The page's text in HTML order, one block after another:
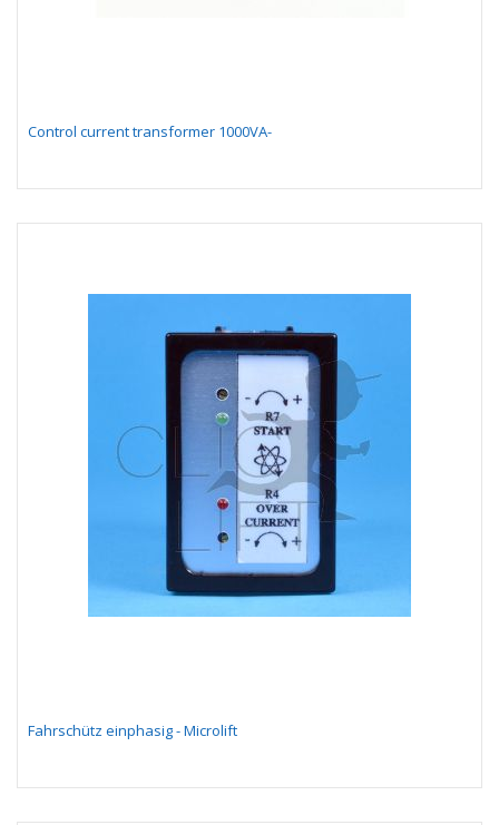
Control current transformer 1000VA-
Fahrschütz einphasig - Microlift